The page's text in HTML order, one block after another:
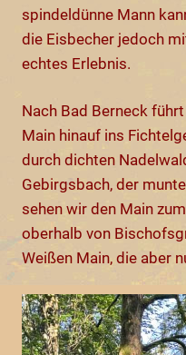
spindeldünne Mann
die Eisbecher jedoch
echtes Erlebnis.
Nach Bad Berneck
Main hinauf ins
durch dichten
Gebirgsbach, der
sehen wir den Main
oberhalb von
Weißen Main, die aber